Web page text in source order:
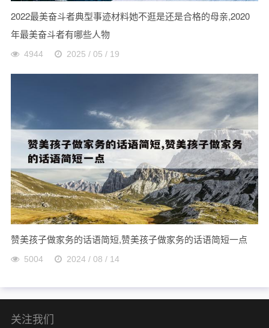
2022最美奋斗者典型事迹材料她不逛是还是合格的母亲,2020
年最美奋斗者有哪些人物
4944 2025 / 05 / 19
赞美孩子做家务的话语简短,赞美孩子做家务的话语简短一点
5004 2024 / 08 / 14
关注我们